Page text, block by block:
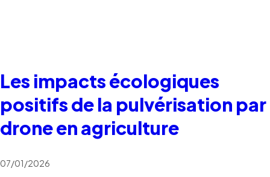
Les impacts écologiques
positifs de la pulvérisation par
drone en agriculture
07/01/2026